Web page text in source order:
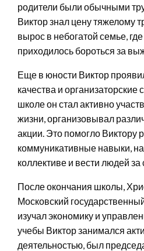
родители были обычными
Виктор знал цену тяжелому
вырос в небогатой семье,
приходилось бороться за
Еще в юности Виктор
качества и организаторские
школе он стал активно
жизни, организовывал
акции. Это помогло Виктору
коммуникативные навыки,
коллективе и вести людей за
После окончания школы,
Московский
изучал экономику и
учебы Виктор занимался
деятельностью, был